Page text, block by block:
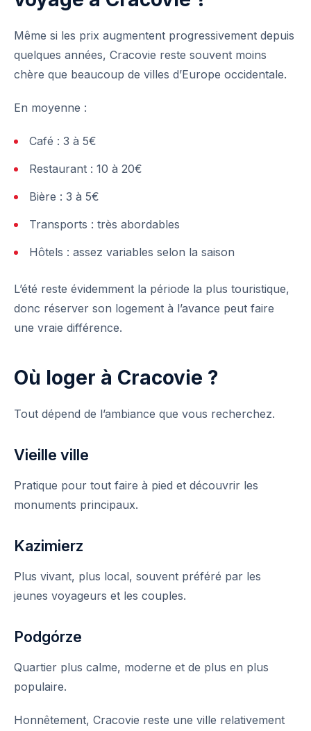
Même si les prix augmentent progressivement depuis
quelques années, Cracovie reste souvent moins
chère que beaucoup de villes d’Europe occidentale.
En moyenne :
Café : 3 à 5€
Restaurant : 10 à 20€
Bière : 3 à 5€
Transports : très abordables
Hôtels : assez variables selon la saison
L’été reste évidemment la période la plus touristique,
donc réserver son logement à l’avance peut faire
une vraie différence.
Où loger à Cracovie ?
Tout dépend de l’ambiance que vous recherchez.
Vieille ville
Pratique pour tout faire à pied et découvrir les
monuments principaux.
Kazimierz
Plus vivant, plus local, souvent préféré par les
jeunes voyageurs et les couples.
Podgórze
Quartier plus calme, moderne et de plus en plus
populaire.
Honnêtement, Cracovie reste une ville relativement